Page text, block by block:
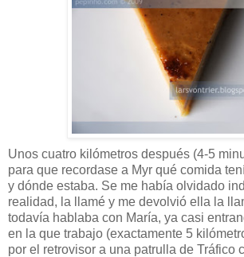
Unos cuatro kilómetros después (4-5
para que recordase a Myr qué comida
y dónde estaba. Se me había olvidado
realidad, la llamé y me devolvió ella la
todavía hablaba con María, ya casi
en la que trabajo (exactamente 5
por el retrovisor a una patrulla de Tráfico